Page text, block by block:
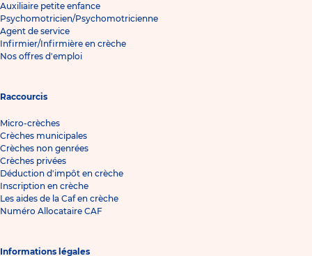
Auxiliaire petite enfance
Psychomotricien/Psychomotricienne
Agent de service
Infirmier/Infirmière en crèche
Nos offres d'emploi
Raccourcis
Micro-crèches
Crèches municipales
Crèches non genrées
Crèches privées
Déduction d'impôt en crèche
Inscription en crèche
Les aides de la Caf en crèche
Numéro Allocataire CAF
Informations légales